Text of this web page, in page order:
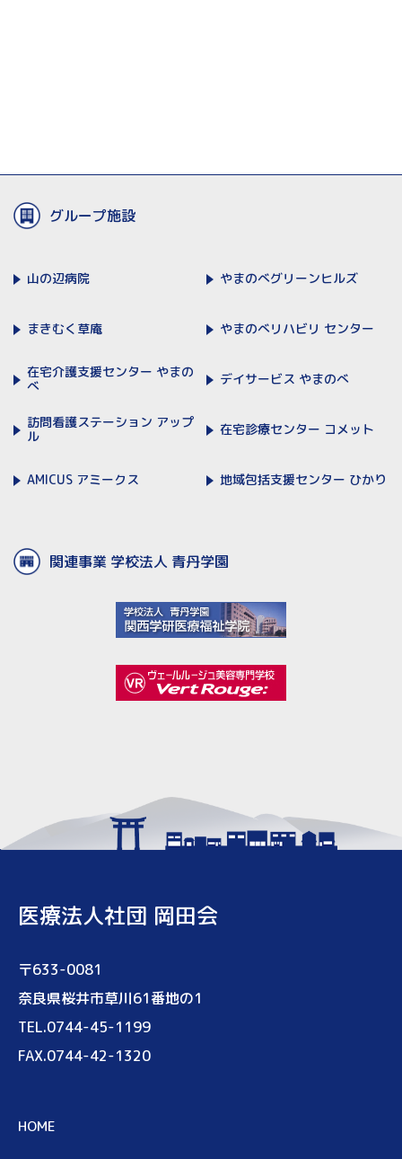
グループ施設
山の辺病院 やまのべグリーンヒルズ
まきむく草庵 やまのべリハビリ センター
在宅介護支援センター やまの
べ
デイサービス やまのべ
訪問看護ステーション アップ
ル
在宅診療センター コメット
AMICUS アミークス 地域包括支援センター ひかり
関連事業 学校法人 青丹学園
医療法人社団 岡田会
〒633-0081
奈良県桜井市草川61番地の1
TEL.0744-45-1199
FAX.0744-42-1320
HOME